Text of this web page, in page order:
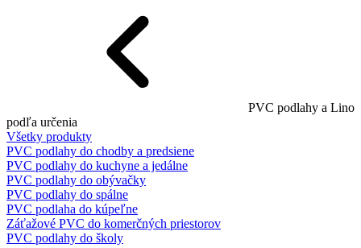
PVC podlahy a Lino
podľa určenia
Všetky produkty
PVC podlahy do chodby a predsiene
PVC podlahy do kuchyne a jedálne
PVC podlahy do obývačky
PVC podlahy do spálne
PVC podlaha do kúpeľne
Záťažové PVC do komerčných priestorov
PVC podlahy do školy